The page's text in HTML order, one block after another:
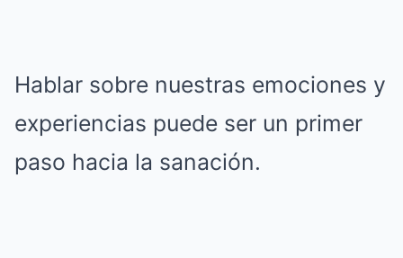
Hablar sobre nuestras emociones y
experiencias puede ser un primer
paso hacia la sanación.